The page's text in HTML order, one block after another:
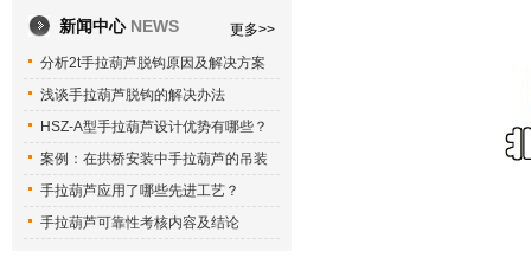
新闻中心 NEWS
更多>>
分析2t手拉葫芦脱钩原因及解决方案
浅谈手拉葫芦脱钩的解决办法
HSZ-A型手拉葫芦设计优势有哪些？
案例：在拱桥安装中手拉葫芦的吊装
手拉葫芦应用了哪些先进工艺？
手拉葫芦可靠性考核内容及结论